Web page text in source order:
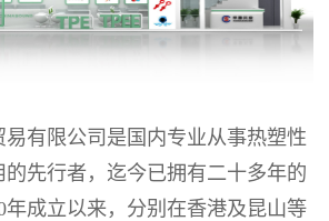
有限公司是国内专业从事热塑性
先行者，迄今已拥有二十多年的
年成立以来，分别在香港及昆山等